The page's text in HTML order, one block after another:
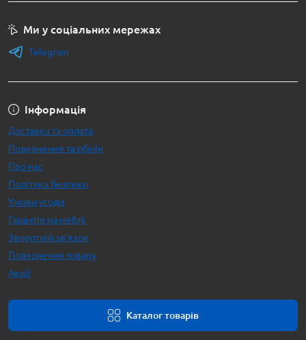
Інформація
Доставка та оплата
Повернення та обмін
Про нас
Політика безпеки
Умови угоди
Гарантія на меблі
Зворотній зв’язок
Повернення товару
Акції
Каталог товарів
Ми у соціальних мережах
Telegram